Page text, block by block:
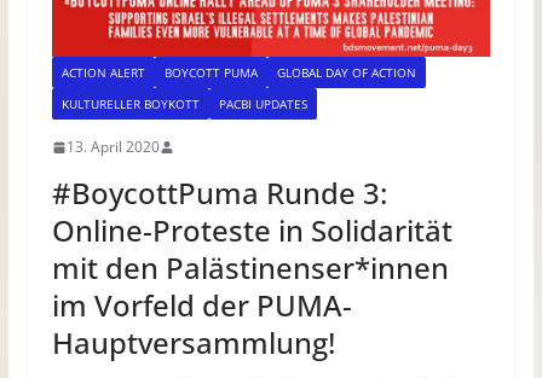
ACTION ALERT BOYCOTT PUMA
GLOBAL DAY OF ACTION
KULTURELLER BOYKOTT
PACBI UPDATES
13. April 2020
#BoycottPuma Runde 3:
Online-Proteste in Solidarität
mit den Palästinenser*innen
im Vorfeld der PUMA-
Hauptversammlung!